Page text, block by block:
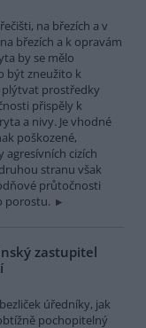
na březích a v
březích a k opravám
by se mělo
být zneužito k
plýtvat prostředky
přispěly k
a nivy. Je vhodné
poškozené,
cizích
stranu však
průtočnosti
porostu.
zastupitel
úředníky, jak
pochopitelný